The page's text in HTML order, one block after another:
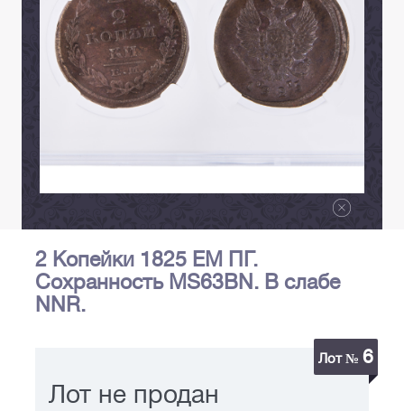
2 Копейки 1825 ЕМ ПГ.
Сохранность MS63BN. В слабе
NNR.
Лот № 6
Лот не продан